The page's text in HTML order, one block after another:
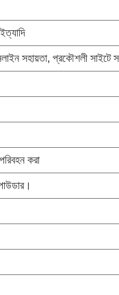
সহায়তা, প্রকৌশলী সাইটে
করা